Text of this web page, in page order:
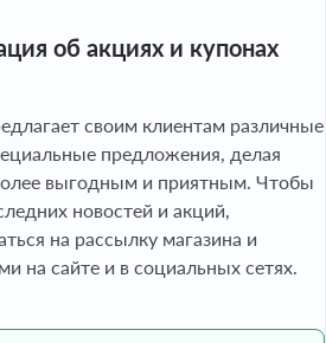
об акциях и купонах
своим клиентам различные
предложения, делая
выгодным и приятным. Чтобы
новостей и акций,
на рассылку магазина и
на сайте и в социальных сетях.